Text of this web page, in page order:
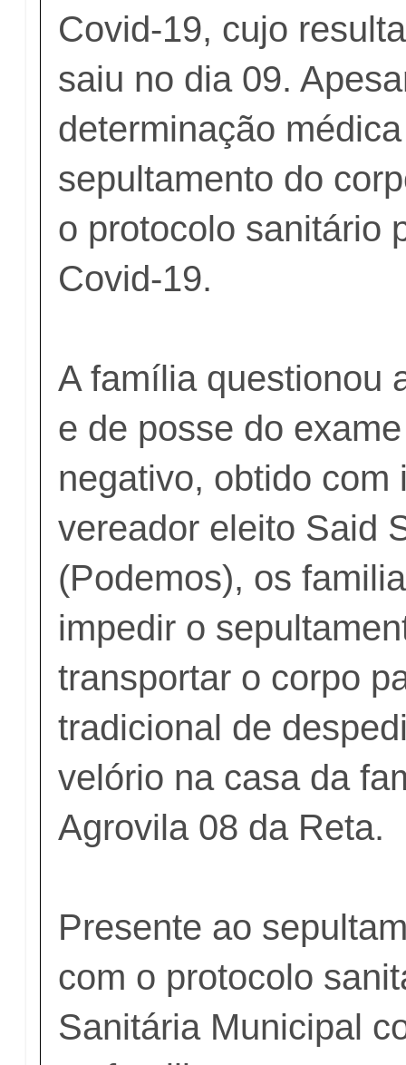
Covid-19, cujo
saiu no dia 09.
determinação
sepultamento do
o protocolo sanitário
Covid-19.
A família questionou
e de posse do
negativo, obtido com
vereador eleito Said
(Podemos), os
impedir o
transportar o corpo
tradicional de
velório na casa da
Agrovila 08 da Reta.
Presente ao
com o protocolo
Sanitária Municipal